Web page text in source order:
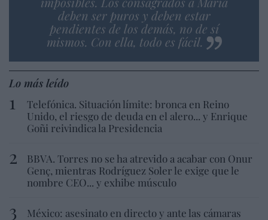
deben ser puros y deben estar
pendientes de los demás, no de sí
mismos. Con ella, todo es fácil.
Lo más leído
Telefónica. Situación límite: bronca en Reino
Unido, el riesgo de deuda en el alero... y Enrique
Goñi reivindica la Presidencia
BBVA. Torres no se ha atrevido a acabar con Onur
Genç, mientras Rodríguez Soler le exige que le
nombre CEO... y exhibe músculo
México: asesinato en directo y ante las cámaras